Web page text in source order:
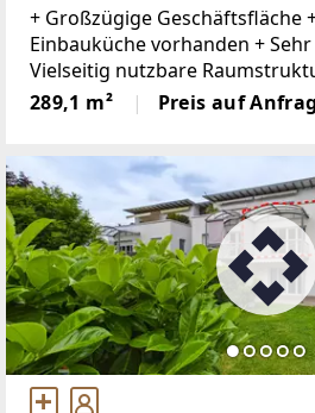
+ Großzügige Geschäftsfläche
Einbauküche vorhanden +
Vielseitig nutzbare
Nebenraum mit WC, Küche und
Harder Gemeinde mit
289,1 m² Preis auf